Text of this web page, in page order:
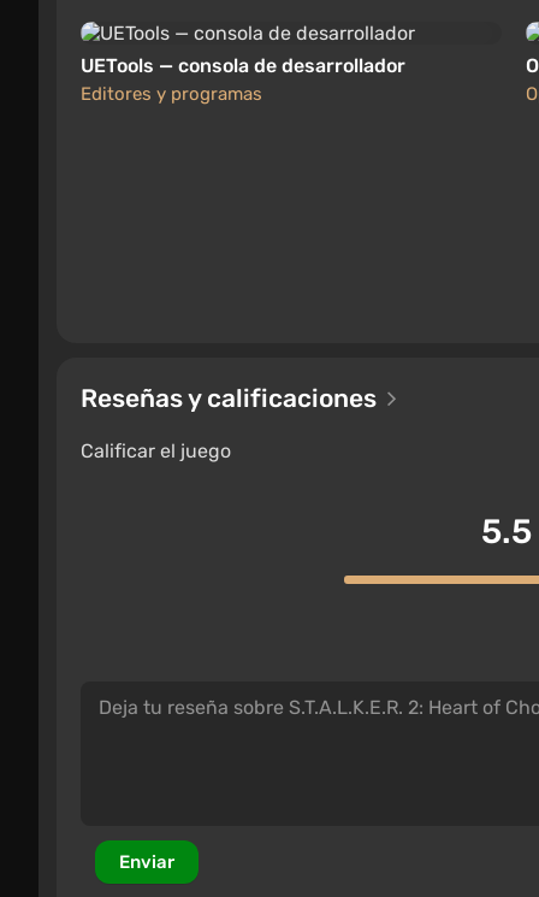
Las hogueras ahora juegan un papel
descansar y recuperar fuerzas, pero hay muchas
Chernobyl (ZEC). El territorio desolado tras el
UETools — consola de desarrollador
Editores y programas
Reseñas y calificaciones
Calificar el juego
5.5
Enviar